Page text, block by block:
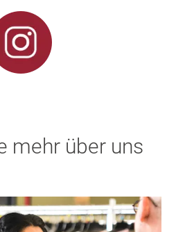
mehr über uns